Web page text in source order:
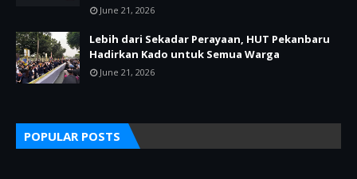
June 21, 2026
Lebih dari Sekadar Perayaan, HUT Pekanbaru
Hadirkan Kado untuk Semua Warga
June 21, 2026
POPULAR POSTS